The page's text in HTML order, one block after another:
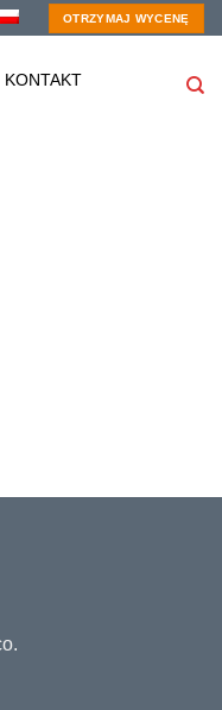
OTRZYMAJ WYCENĘ
KONTAKT